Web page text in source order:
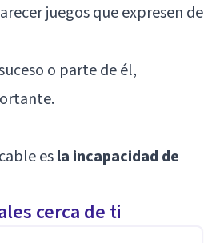
juegos que expresen de
o parte de él,
esla incapacidad de
cerca de ti